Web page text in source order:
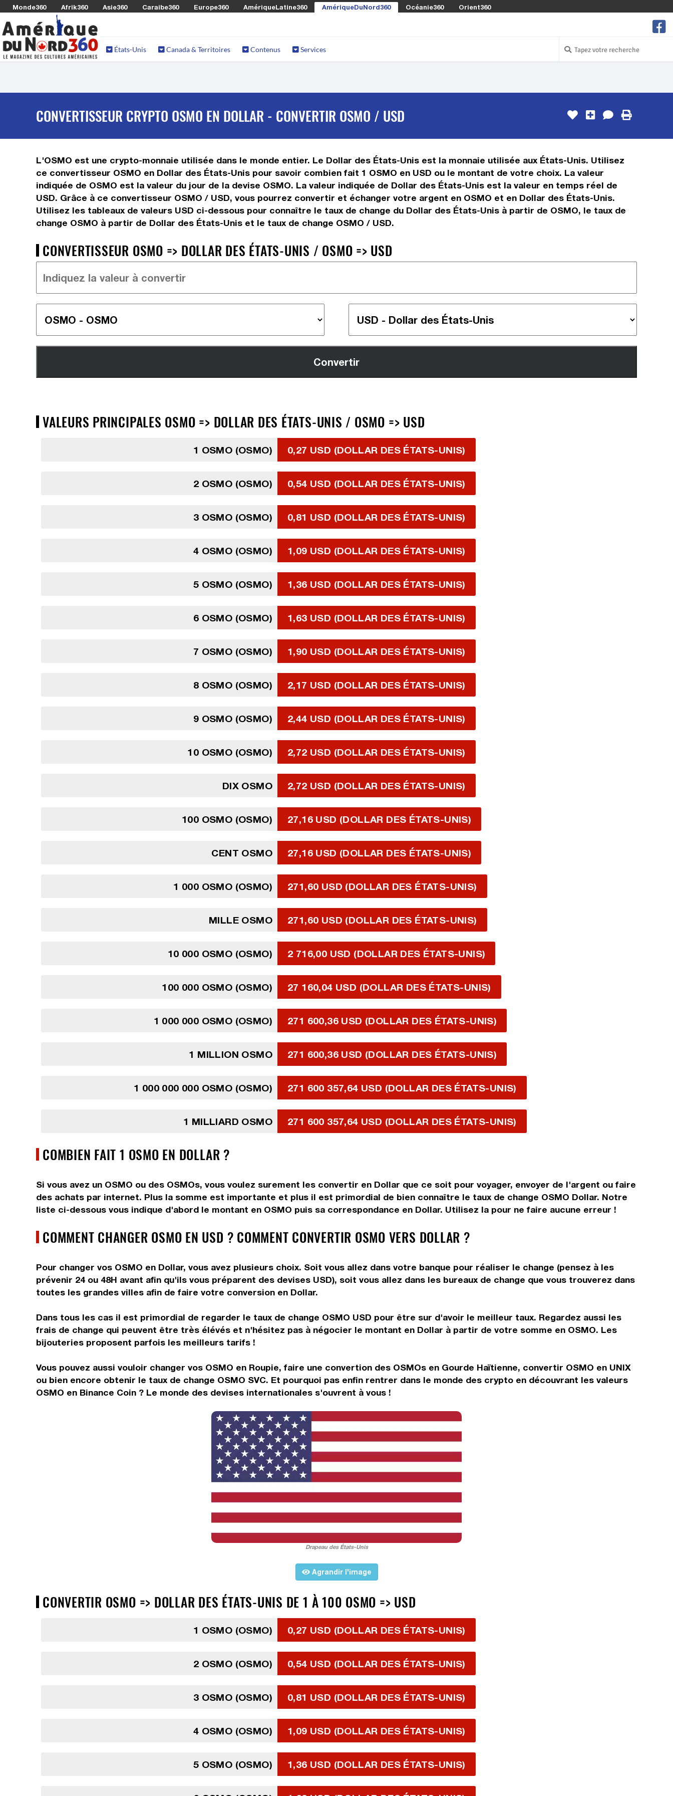
Monde360 Afrik360 Asie360 Caraibe360 Europe360 AmériqueLatine360 AmériqueDuNord360 Océanie360 Orient360
États-Unis Canada & Territoires Contenus Services
CONVERTISSEUR CRYPTO OSMO EN DOLLAR - CONVERTIR OSMO / USD
L'OSMO est une crypto-monnaie utilisée dans le monde entier. Le Dollar des États-Unis est la monnaie utilisée aux États-Unis. Utilisez
ce convertisseur OSMO en Dollar des États-Unis pour savoir combien fait 1 OSMO en USD ou le montant de votre choix. La valeur
indiquée de OSMO est la valeur du jour de la devise OSMO. La valeur indiquée de Dollar des États-Unis est la valeur en temps réel de
USD. Grâce à ce convertisseur OSMO / USD, vous pourrez convertir et échanger votre argent en OSMO et en Dollar des États-Unis.
Utilisez les tableaux de valeurs USD ci-dessous pour connaître le taux de change du Dollar des États-Unis à partir de OSMO, le taux de
change OSMO à partir de Dollar des États-Unis et le taux de change OSMO / USD.
CONVERTISSEUR OSMO => DOLLAR DES ÉTATS-UNIS / OSMO => USD
VALEURS PRINCIPALES OSMO => DOLLAR DES ÉTATS-UNIS / OSMO => USD
1 OSMO (OSMO) 0,27 USD (DOLLAR DES ÉTATS-UNIS)
2 OSMO (OSMO) 0,54 USD (DOLLAR DES ÉTATS-UNIS)
3 OSMO (OSMO) 0,81 USD (DOLLAR DES ÉTATS-UNIS)
4 OSMO (OSMO) 1,09 USD (DOLLAR DES ÉTATS-UNIS)
5 OSMO (OSMO) 1,36 USD (DOLLAR DES ÉTATS-UNIS)
6 OSMO (OSMO) 1,63 USD (DOLLAR DES ÉTATS-UNIS)
7 OSMO (OSMO) 1,90 USD (DOLLAR DES ÉTATS-UNIS)
8 OSMO (OSMO) 2,17 USD (DOLLAR DES ÉTATS-UNIS)
9 OSMO (OSMO) 2,44 USD (DOLLAR DES ÉTATS-UNIS)
10 OSMO (OSMO) 2,72 USD (DOLLAR DES ÉTATS-UNIS)
DIX OSMO 2,72 USD (DOLLAR DES ÉTATS-UNIS)
100 OSMO (OSMO) 27,16 USD (DOLLAR DES ÉTATS-UNIS)
CENT OSMO 27,16 USD (DOLLAR DES ÉTATS-UNIS)
1 000 OSMO (OSMO) 271,60 USD (DOLLAR DES ÉTATS-UNIS)
MILLE OSMO 271,60 USD (DOLLAR DES ÉTATS-UNIS)
10 000 OSMO (OSMO) 2 716,00 USD (DOLLAR DES ÉTATS-UNIS)
100 000 OSMO (OSMO) 27 160,04 USD (DOLLAR DES ÉTATS-UNIS)
1 000 000 OSMO (OSMO) 271 600,36 USD (DOLLAR DES ÉTATS-UNIS)
1 MILLION OSMO 271 600,36 USD (DOLLAR DES ÉTATS-UNIS)
1 000 000 000 OSMO (OSMO) 271 600 357,64 USD (DOLLAR DES ÉTATS-UNIS)
1 MILLIARD OSMO 271 600 357,64 USD (DOLLAR DES ÉTATS-UNIS)
COMBIEN FAIT 1 OSMO EN DOLLAR ?
Si vous avez un OSMO ou des OSMOs, vous voulez surement les convertir en Dollar que ce soit pour voyager, envoyer de l'argent ou faire
des achats par internet. Plus la somme est importante et plus il est primordial de bien connaître le taux de change OSMO Dollar. Notre
liste ci-dessous vous indique d'abord le montant en OSMO puis sa correspondance en Dollar. Utilisez la pour ne faire aucune erreur !
COMMENT CHANGER OSMO EN USD ? COMMENT CONVERTIR OSMO VERS DOLLAR ?
Pour changer vos OSMO en Dollar, vous avez plusieurs choix. Soit vous allez dans votre banque pour réaliser le change (pensez à les
prévenir 24 ou 48H avant afin qu'ils vous préparent des devises USD), soit vous allez dans les bureaux de change que vous trouverez dans
toutes les grandes villes afin de faire votre conversion en Dollar.
Dans tous les cas il est primordial de regarder le taux de change OSMO USD pour être sur d'avoir le meilleur taux. Regardez aussi les
frais de change qui peuvent être très élévés et n'hésitez pas à négocier le montant en Dollar à partir de votre somme en OSMO. Les
bijouteries proposent parfois les meilleurs tarifs !
Vous pouvez aussi vouloir changer vos OSMO en Roupie, faire une convertion des OSMOs en Gourde Haïtienne, convertir OSMO en UNIX
ou bien encore obtenir le taux de change OSMO SVC. Et pourquoi pas enfin rentrer dans le monde des crypto en découvrant les valeurs
OSMO en Binance Coin ? Le monde des devises internationales s'ouvrent à vous !
Drapeau des États-Unis
Agrandir l'image
CONVERTIR OSMO => DOLLAR DES ÉTATS-UNIS DE 1 À 100 OSMO => USD
1 OSMO (OSMO) 0,27 USD (DOLLAR DES ÉTATS-UNIS)
2 OSMO (OSMO) 0,54 USD (DOLLAR DES ÉTATS-UNIS)
3 OSMO (OSMO) 0,81 USD (DOLLAR DES ÉTATS-UNIS)
4 OSMO (OSMO) 1,09 USD (DOLLAR DES ÉTATS-UNIS)
5 OSMO (OSMO) 1,36 USD (DOLLAR DES ÉTATS-UNIS)